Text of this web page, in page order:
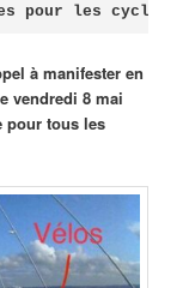
pour les
à manifester en
vendredi 8 mai
pour tous les